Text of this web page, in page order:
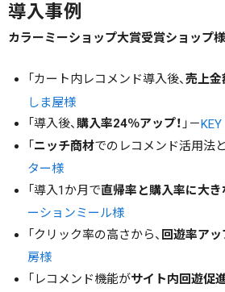
導入事例
カラーミーショップ大賞受賞ショップ
「カート内レコメンド導入後、売上金
しま屋様
「導入後、購入率24％アップ！ 」－
「 ニッチ商材でのレコメンド活用法と
ター様
「導入1か月で直帰率と購入率に大き
ーションミール様
「クリック率の高さから、 回遊率アッ
房様
「レコメンド機能がサイト内回遊促